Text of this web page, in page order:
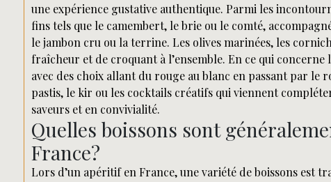
une expérience gustative authentique. Parmi les
fins tels que le camembert, le brie ou le comté,
le jambon cru ou la terrine. Les olives marinées, les
fraîcheur et de croquant à l’ensemble. En ce qui
avec des choix allant du rouge au blanc en passant par le
pastis, le kir ou les cocktails créatifs qui viennent
saveurs et en convivialité.
Quelles boissons sont
France?
Lors d’un apéritif en France, une variété de boissons est